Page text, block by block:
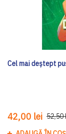
Cel mai deștept
42,00 lei 52,50